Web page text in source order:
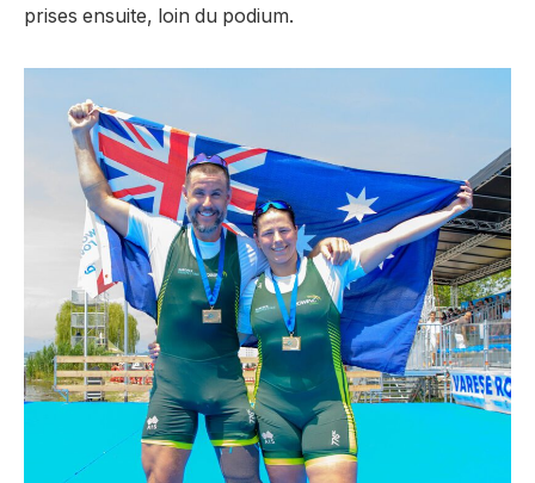
prises ensuite, loin du podium.